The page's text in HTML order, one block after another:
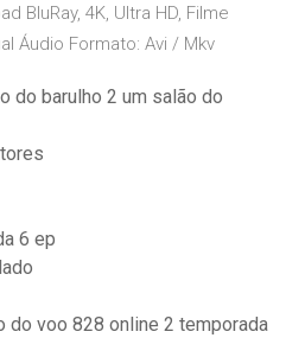
BluRay, 4K, Ultra HD, Filme
Áudio Formato: Avi / Mkv
do barulho 2 um salão do
6 ep
voo 828 online 2 temporada